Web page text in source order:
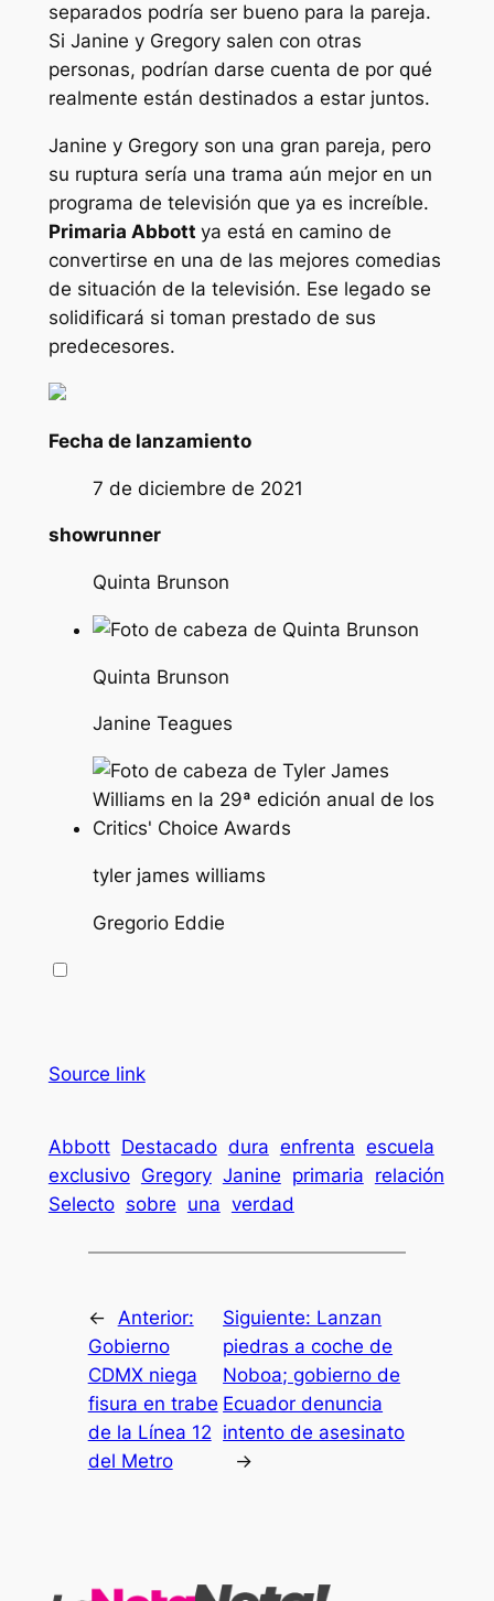
separados podría ser bueno para la pareja.
Si Janine y Gregory salen con otras
personas, podrían darse cuenta de por qué
realmente están destinados a estar juntos.
Janine y Gregory son una gran pareja, pero
su ruptura sería una trama aún mejor en un
programa de televisión que ya es increíble.
Primaria Abbott ya está en camino de
convertirse en una de las mejores comedias
de situación de la televisión. Ese legado se
solidificará si toman prestado de sus
predecesores.
Fecha de lanzamiento
7 de diciembre de 2021
showrunner
Quinta Brunson
Quinta Brunson
Janine Teagues
tyler james williams
Gregorio Eddie
Source link
Abbott Destacado dura enfrenta escuela
exclusivo Gregory Janine primaria relación
Selecto sobre una verdad
← Anterior:
Gobierno
CDMX niega
fisura en trabe
de la Línea 12
del Metro
Siguiente: Lanzan
piedras a coche de
Noboa; gobierno de
Ecuador denuncia
intento de asesinato
→